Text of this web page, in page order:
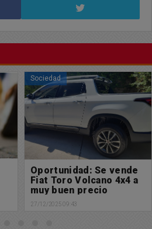
Sociedad
Havanna desembarca
con un Local exclusivo
en Junín
26/12/2025 16:28